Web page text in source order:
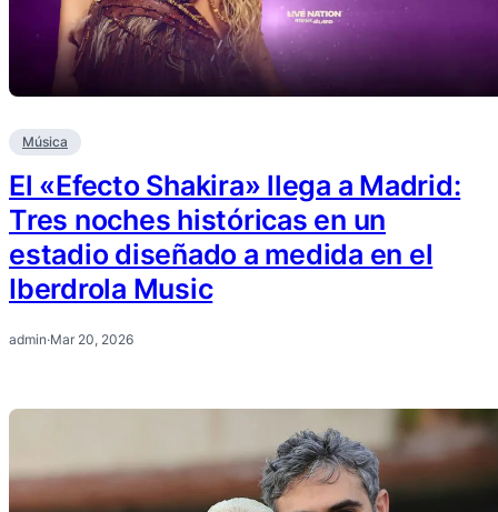
Música
El «Efecto Shakira» llega a Madrid:
Tres noches históricas en un
estadio diseñado a medida en el
Iberdrola Music
admin·Mar 20, 2026